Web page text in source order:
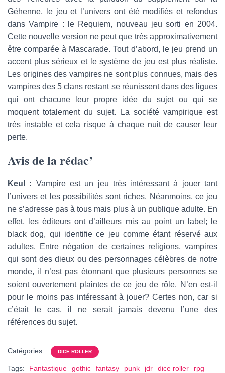
Géhenne, le jeu et l’univers ont été modifiés et refondus
dans Vampire : le Requiem, nouveau jeu sorti en 2004.
Cette nouvelle version ne peut que très approximativement
être comparée à Mascarade. Tout d’abord, le jeu prend un
accent plus sérieux et le système de jeu est plus réaliste.
Les origines des vampires ne sont plus connues, mais des
vampires des 5 clans restant se réunissent dans des ligues
qui ont chacune leur propre idée du sujet ou qui se
moquent totalement du sujet. La société vampirique est
très instable et cela risque à chaque nuit de causer leur
perte.
Avis de la rédac’
Keul : Vampire est un jeu très intéressant à jouer tant
l’univers et les possibilités sont riches. Néanmoins, ce jeu
ne s’adresse pas à tous mais plus à un publique adulte. En
effet, les éditeurs ont d’ailleurs mis au point un label; le
black dog, qui identifie ce jeu comme étant réservé aux
adultes. Entre négation de certaines religions, vampires
qui sont des dieux ou des personnages célèbres de notre
monde, il n’est pas étonnant que plusieurs personnes se
soient ouvertement plaintes de ce jeu de rôle. N’en est-il
pour le moins pas intéressant à jouer? Certes non, car si
c’était le cas, il ne serait jamais devenu l’une des
références du sujet.
Catégories : DICE ROLLER
Tags: Fantastique gothic fantasy punk jdr dice roller
rpg